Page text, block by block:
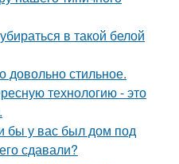
в такой белой
довольно стильное.
технологию - это
бы у вас был дом под
сдавали?